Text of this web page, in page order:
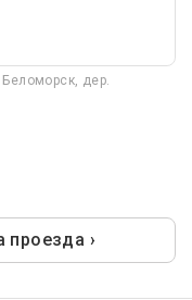
дер.
проезда ›